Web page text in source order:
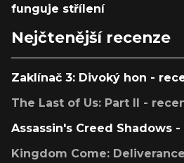
funguje střílení
Nejčtenější recenze
Zaklínač 3: Divoký hon -
The Last of Us: Part II -
Assassin's Creed Shadows
Kingdom Come: